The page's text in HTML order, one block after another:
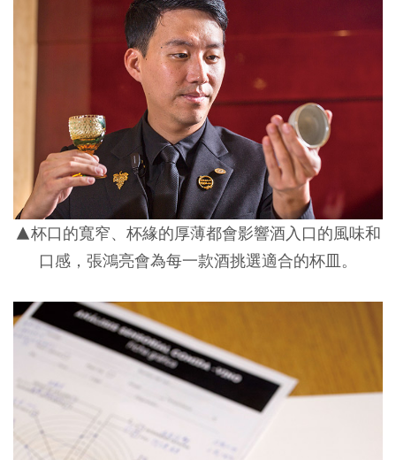
▲杯口的寬窄、杯緣的厚薄都會影響酒入口的風味和
口感，張鴻亮會為每一款酒挑選適合的杯皿。